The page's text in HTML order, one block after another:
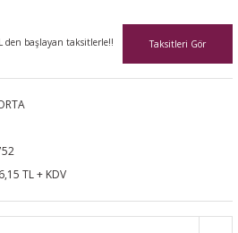
den başlayan taksitlerle!! Taksitleri Gör
TL + KDV